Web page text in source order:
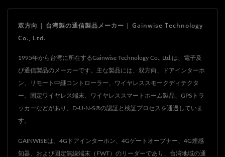
双方向 | 台湾製の通信製品メーカー | Gainwise Technology
Co., Ltd.
1995年から台湾に所在するGainwise Technology Co., Ltd.は、電子及
び通信製品のメーカーです。主な製品には、双方向、ドアインターホ
ン、リモート中継コントローラー、ワイヤレススモークディテクタ
ー、固定ワイヤレス端末、ワイヤレススマートホーム製品、GPSトラ
ッカーなどがあり、D-U-N-S®の認証と検証プロセスを通過していま
す。
GAINWISEは、4Gドアインターホン、4Gゲートオープナー、4G煙感
知器、および固定無線端末（FWT）のリーダーであり、台湾地域の通